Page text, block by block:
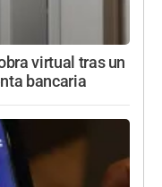
virtual tras un
bancaria